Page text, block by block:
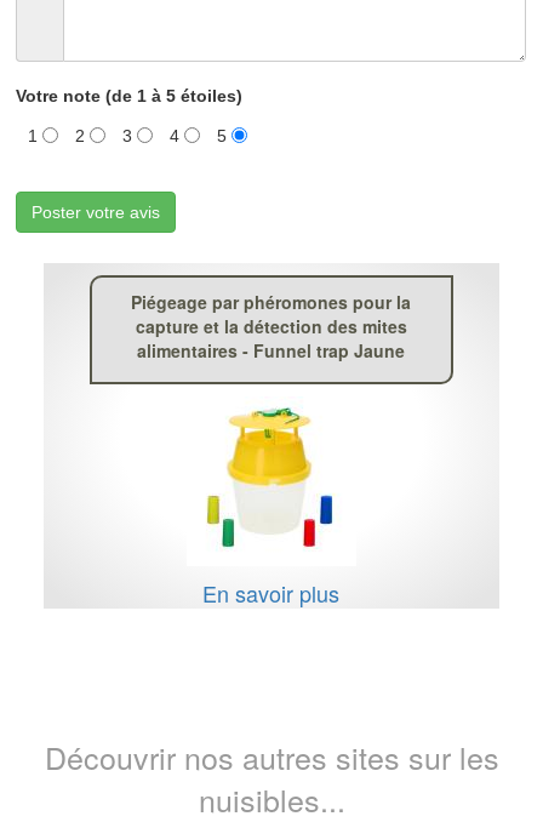
Votre note (de 1 à 5 étoiles)
1 2 3 4 5
Poster votre avis
Piégeage par phéromones pour la
capture et la détection des mites
alimentaires - Funnel trap Jaune
En savoir plus
Découvrir nos autres sites sur les
nuisibles...